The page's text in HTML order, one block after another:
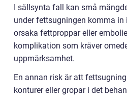
I sällsynta fall kan små
under fettsugningen komma
orsaka fettproppar eller
komplikation som kräver
uppmärksamhet.
En annan risk är att
konturer eller gropar i det